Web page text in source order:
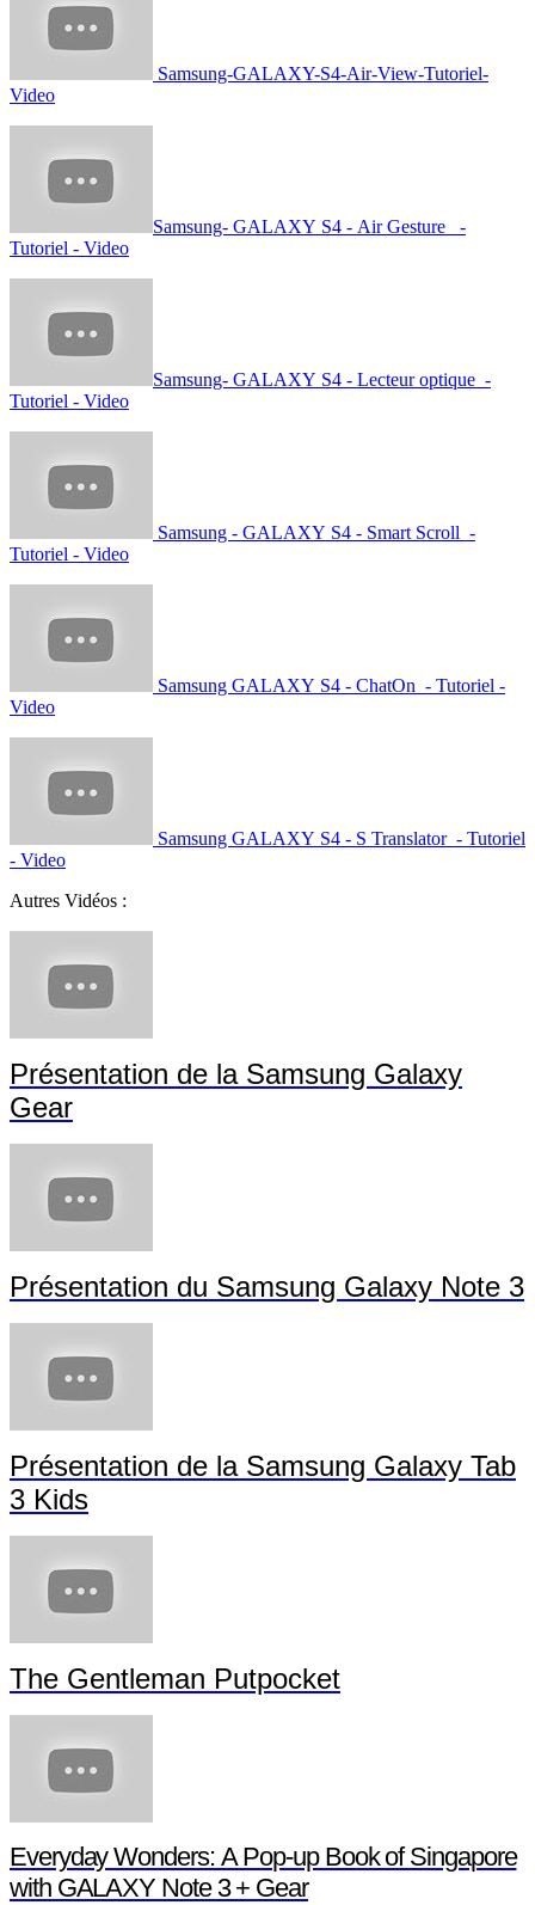
Samsung-GALAXY-S4-Air-View-Tutoriel-
Video
Samsung- GALAXY S4 - Air Gesture -
Tutoriel - Video
Samsung- GALAXY S4 - Lecteur optique -
Tutoriel - Video
Samsung - GALAXY S4 - Smart Scroll -
Tutoriel - Video
Samsung GALAXY S4 - ChatOn - Tutoriel -
Video
Samsung GALAXY S4 - S Translator - Tutoriel
- Video
Autres Vidéos :
Présentation de la Samsung Galaxy
Gear
Présentation du Samsung Galaxy Note 3
Présentation de la Samsung Galaxy Tab
3 Kids
The Gentleman Putpocket
Everyday Wonders: A Pop-up Book of Singapore
with GALAXY Note 3 + Gear